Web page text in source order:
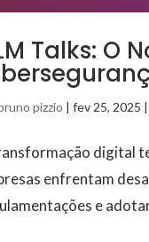
Talks: O
pizzio |fev 25, 2025 |
digital
enfrentam
e